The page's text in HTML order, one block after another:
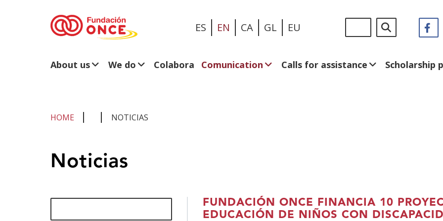
ES EN CA GL EU
en: in
About us We do Colabora Comunication Calls for assistance Scholarship
HOME NOTICIAS
Noticias
FUNDACIÓN ONCE FINANCIA 10
EDUCACIÓN DE NIÑOS CON